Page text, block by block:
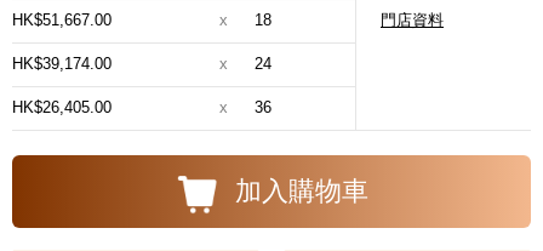
門店資料
HK$51,667.00 x 18
HK$39,174.00 x 24
HK$26,405.00 x 36
加入購物車